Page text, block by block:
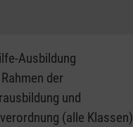
Ausbildung
der
und
(alle Klassen)